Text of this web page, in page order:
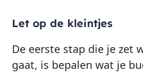
Let op de kleintjes
De eerste stap die je zet
gaat, is bepalen wat je